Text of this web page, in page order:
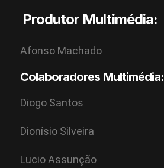
Produtor Multimédia:
Afonso Machado
Colaboradores Multimédia:
Diogo Santos
Dionísio Silveira
Lucio Assunção